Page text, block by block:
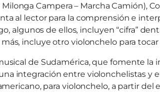
Campera – Marcha Camión),
al lector para la comprensión e
algunos de ellos, incluyen “cifra”
incluye otro violonchelo para tocar
de Sudamérica, que fomente la
integración entre violonchelistas y
para violonchelo, a partir del